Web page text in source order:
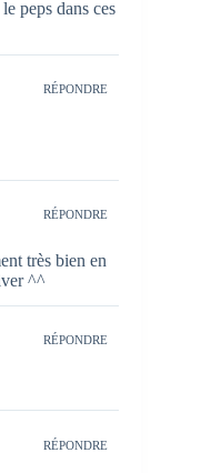
peps dans ces
RÉPONDRE
RÉPONDRE
très bien en
^^
RÉPONDRE
RÉPONDRE